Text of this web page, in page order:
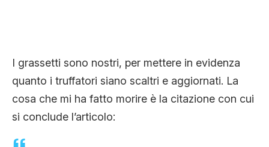
I grassetti sono nostri, per mettere in evidenza
quanto i truffatori siano scaltri e aggiornati. La
cosa che mi ha fatto morire è la citazione con cui
si conclude l’articolo: